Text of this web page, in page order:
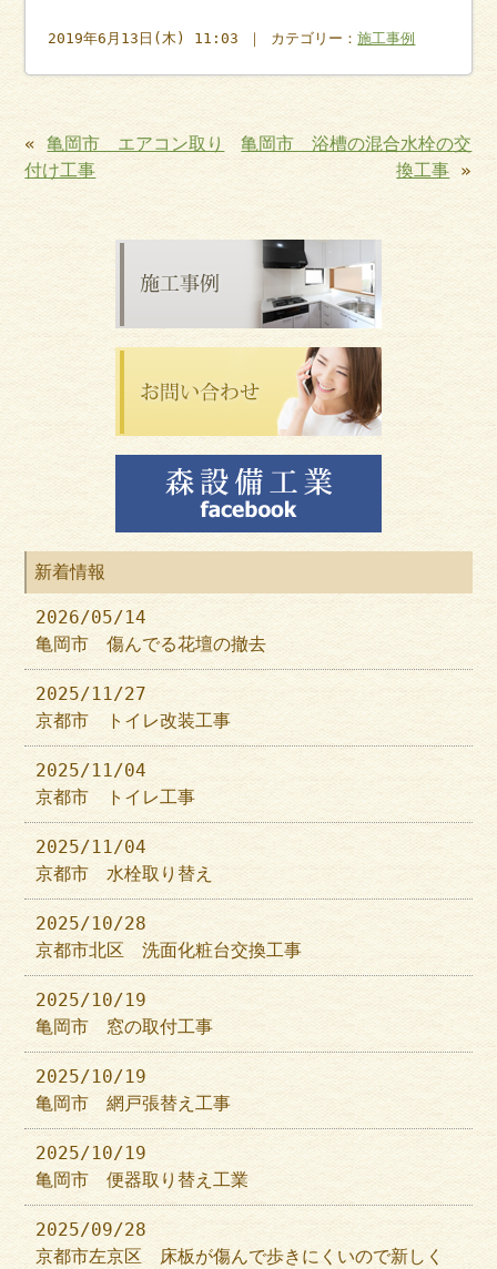
2019年6月13日(木) 11:03 ｜ カテゴリー：施工事例
«亀岡市 エアコン取り
付け工事
亀岡市 浴槽の混合水栓の交
換工事 »
新着情報
2026/05/14
亀岡市 傷んでる花壇の撤去
2025/11/27
京都市 トイレ改装工事
2025/11/04
京都市 トイレ工事
2025/11/04
京都市 水栓取り替え
2025/10/28
京都市北区 洗面化粧台交換工事
2025/10/19
亀岡市 窓の取付工事
2025/10/19
亀岡市 網戸張替え工事
2025/10/19
亀岡市 便器取り替え工業
2025/09/28
京都市左京区 床板が傷んで歩きにくいので新しく